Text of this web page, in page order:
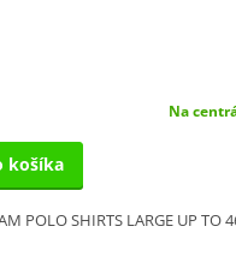
Na
košíka
POLO SHIRTS LARGE UP TO